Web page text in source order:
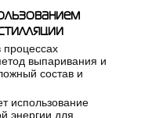
выпаривания и
состав и
использование
энергии для